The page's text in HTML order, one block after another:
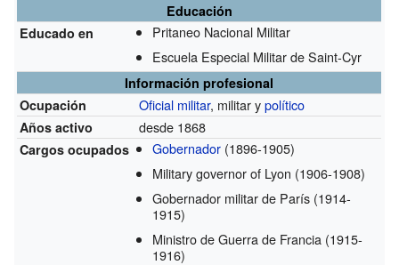
Educación
Educado en
Pritaneo Nacional Militar
Escuela Especial Militar de Saint-Cyr
Información profesional
Ocupación
Oficial militar, militar ypolítico
Años activo desde 1868
Cargos ocupados Gobernador (1896-1905)
Military governor of Lyon (1906-1908)
Gobernador militar de París (1914-
1915)
Ministro de Guerra de Francia (1915-
1916)